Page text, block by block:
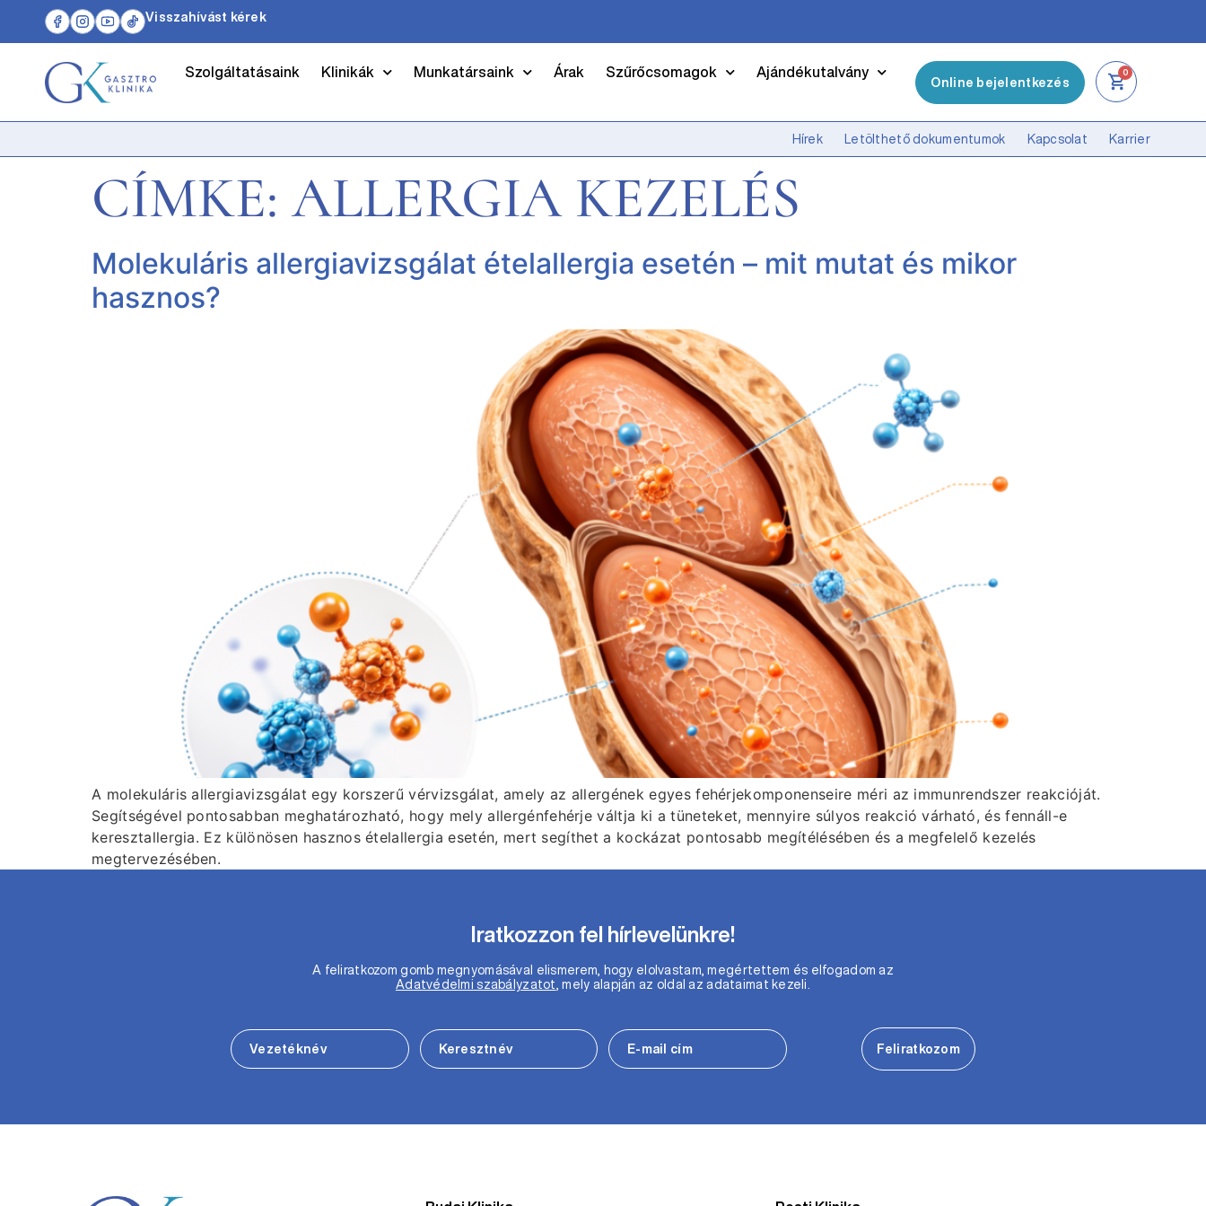
Visszahívást kérek
Szolgáltatásaink Klinikák Munkatársaink Árak Szűrőcsomagok Ajándékutalvány
Online bejelentkezés
0
Hírek Letölthető dokumentumok Kapcsolat Karrier
CÍMKE:ALLERGIA KEZELÉS
Molekuláris allergiavizsgálat ételallergia esetén – mit mutat és mikor
hasznos?
A molekuláris allergiavizsgálat egy korszerű vérvizsgálat, amely az allergének egyes fehérjekomponenseire méri az immunrendszer reakcióját.
Segítségével pontosabban meghatározható, hogy mely allergénfehérje váltja ki a tüneteket, mennyire súlyos reakció várható, és fennáll-e
keresztallergia. Ez különösen hasznos ételallergia esetén, mert segíthet a kockázat pontosabb megítélésében és a megfelelő kezelés
megtervezésében.
Iratkozzon fel hírlevelünkre!
A feliratkozom gomb megnyomásával elismerem, hogy elolvastam, megértettem és elfogadom az
Adatvédelmi szabályzatot , mely alapján az oldal az adataimat kezeli.
Feliratkozom